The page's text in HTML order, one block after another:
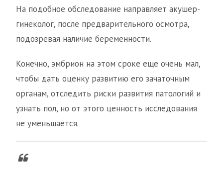
На подобное обследование направляет акушер-
гинеколог, после предварительного осмотра,
подозревая наличие беременности.
Конечно, эмбрион на этом сроке еще очень мал,
чтобы дать оценку развитию его зачаточным
органам, отследить риски развития патологий и
узнать пол, но от этого ценность исследования
не уменьшается.